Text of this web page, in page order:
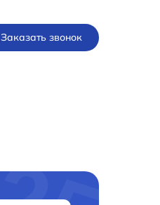
Заказать звонок